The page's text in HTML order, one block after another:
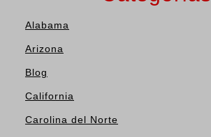
Alabama
Arizona
Blog
California
Carolina del Norte